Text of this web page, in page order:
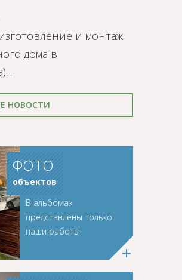
и монтаж
дома в
НОВОСТИ
ФОТО
объектов
В альбомах
представлены только
наши работы